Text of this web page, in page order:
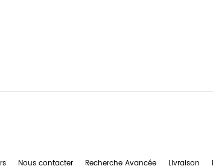
Nous contacter Recherche Avancée Livraison